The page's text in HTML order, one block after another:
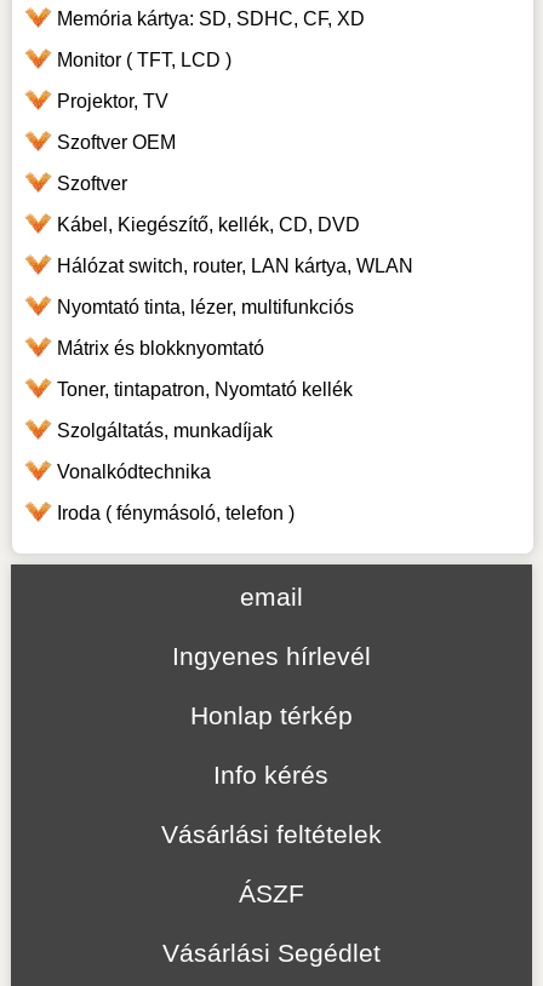
Memória kártya: SD, SDHC, CF, XD
Monitor ( TFT, LCD )
Projektor, TV
Szoftver OEM
Szoftver
Kábel, Kiegészítő, kellék, CD, DVD
Hálózat switch, router, LAN kártya, WLAN
Nyomtató tinta, lézer, multifunkciós
Mátrix és blokknyomtató
Toner, tintapatron, Nyomtató kellék
Szolgáltatás, munkadíjak
Vonalkódtechnika
Iroda ( fénymásoló, telefon )
email
Ingyenes hírlevél
Honlap térkép
Info kérés
Vásárlási feltételek
ÁSZF
Vásárlási Segédlet